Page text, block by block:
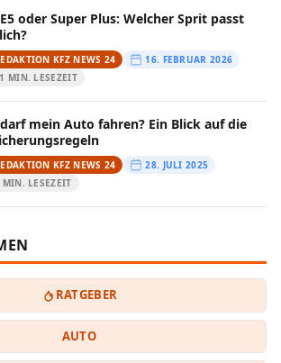
E5 oder Super Plus: Welcher Sprit passt
KFZ NEWS 24
16. FEBRUAR 2026
MIN. LESEZEIT
mein Auto fahren? Ein Blick auf die
KFZ NEWS 24
28. JULI 2025
LESEZEIT
RATGEBER
AUTO